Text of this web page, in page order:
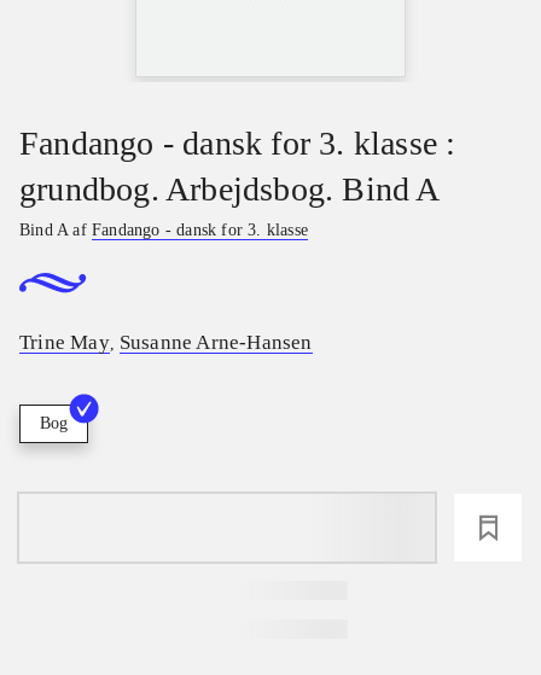
Fandango - dansk for 3. klasse :
grundbog. Arbejdsbog. Bind A
Bind A afFandango - dansk for 3. klasse
Trine May, Susanne Arne-Hansen
Bog